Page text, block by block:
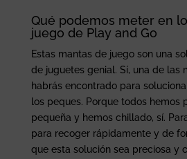
Qué podemos meter en
juego de Play and Go
Estas mantas de juego son una
de juguetes genial. Sí, una de las
habrás encontrado para
los peques. Porque todos hemos
pequeña y hemos chillado, sí.
para recoger rápidamente y de
que esta solución sea preciosa y